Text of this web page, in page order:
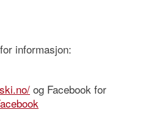
informasjon:
og Facebook for